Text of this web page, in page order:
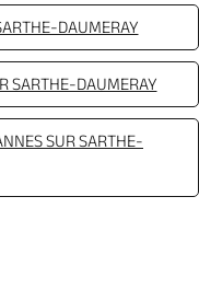
DAUMERAY
SARTHE-DAUMERAY
SUR SARTHE-